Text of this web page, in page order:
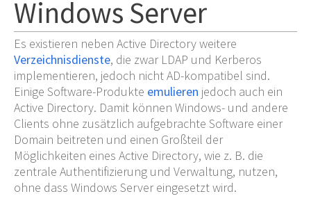
Windows Server
Es existieren neben Active Directory weitere
Verzeichnisdienste, die zwar LDAP und Kerberos
implementieren, jedoch nicht AD-kompatibel sind.
Einige Software-Produkte emulieren jedoch auch ein
Active Directory. Damit können Windows- und andere
Clients ohne zusätzlich aufgebrachte Software einer
Domain beitreten und einen Großteil der
Möglichkeiten eines Active Directory, wie z. B. die
zentrale Authentifizierung und Verwaltung, nutzen,
ohne dass Windows Server eingesetzt wird.